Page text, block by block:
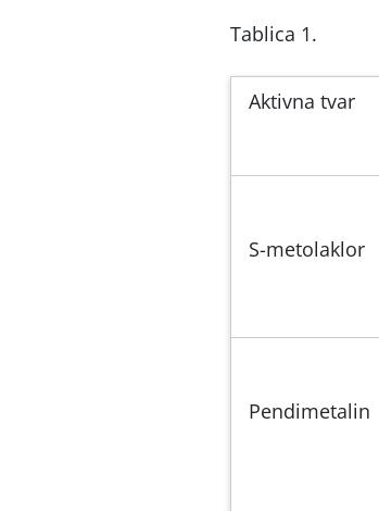
Tablica 1.
Aktivna tvar
S-metolaklor
Pendimetalin